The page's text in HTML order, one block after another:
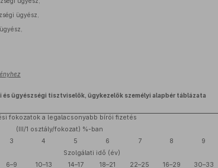
ügyész,
és ügyészségi tisztviselők, ügykezelők személyi alapbér táblázata
fokozatok a legalacsonyabb bírói fizetés
(III/1 osztály/fokozat) %-ban
3 4 5 6 7 8 9
Szolgálati idő (év)
6–9 10–13 14–17 18–21 22–25 16–29 30–33